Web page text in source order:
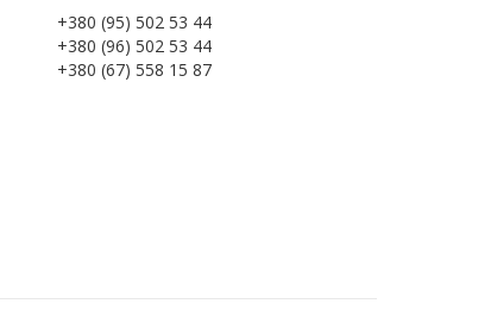
+380 (95) 502 53 44
+380 (96) 502 53 44
+380 (67) 558 15 87